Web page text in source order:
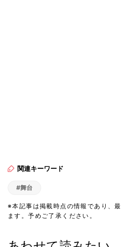
関連キーワード
#舞台
※本記事は掲載時点の情報であり、
ます。予めご了承ください。